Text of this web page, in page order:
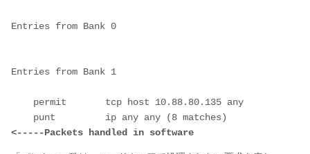
Entries from Bank 0
Entries from Bank 1
<-----Packets handled in software